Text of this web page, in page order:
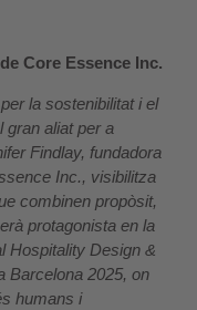
Core Essence Inc.
la sostenibilitat i el
gran aliat per a
Findlay, fundadora
Inc., visibilitza
combinen propòsit,
protagonista en la
Hospitality Design &
Barcelona 2025, on
humans i